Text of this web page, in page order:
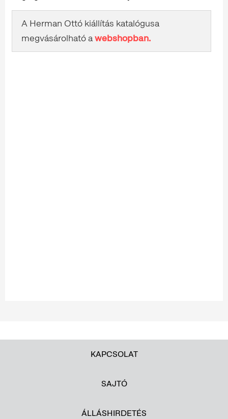
A Herman Ottó kiállítás katalógusa
megvásárolható awebshopban.
KAPCSOLAT
SAJTÓ
ÁLLÁSHIRDETÉS